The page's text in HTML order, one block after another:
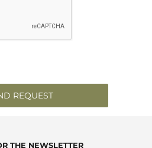
REQUEST
THE NEWSLETTER